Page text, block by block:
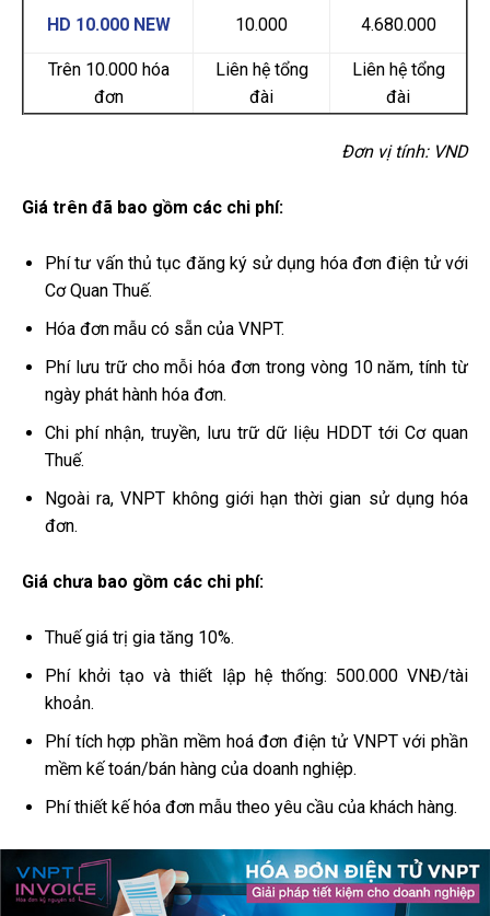
HD 10.000 NEW 10.000 4.680.000
Trên 10.000 hóa
đơn
Liên hệ tổng
đài
Liên hệ tổng
đài
Đơn vị tính: VND
Giá trên đã bao gồm các chi phí:
Phí tư vấn thủ tục đăng ký sử dụng hóa đơn điện tử với
Cơ Quan Thuế.
Hóa đơn mẫu có sẵn của VNPT.
Phí lưu trữ cho mỗi hóa đơn trong vòng 10 năm, tính từ
ngày phát hành hóa đơn.
Chi phí nhận, truyền, lưu trữ dữ liệu HDDT tới Cơ quan
Thuế.
Ngoài ra, VNPT không giới hạn thời gian sử dụng hóa
đơn.
Giá chưa bao gồm các chi phí:
Thuế giá trị gia tăng 10%.
Phí khởi tạo và thiết lập hệ thống: 500.000 VNĐ/tài
khoản.
Phí tích hợp phần mềm hoá đơn điện tử VNPT với phần
mềm kế toán/bán hàng của doanh nghiệp.
Phí thiết kế hóa đơn mẫu theo yêu cầu của khách hàng.